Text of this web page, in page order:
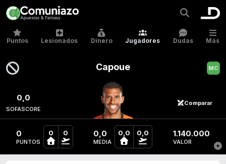
Puntos Lesionados Dinero Jugadores Dudas Más
Capoue
Comparar
0,0
SOFASCORE
0
PUNTOS
0 0 0,0
MEDIA
0,0 0,0 1.140.000
VALOR